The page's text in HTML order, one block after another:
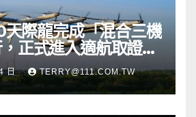
際龍完成「混合三機
正式進入適航取證階
日 TERRY@111.COM.TW